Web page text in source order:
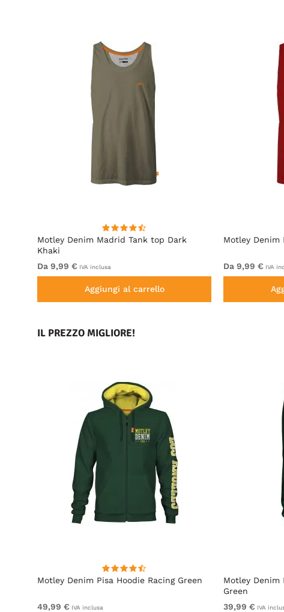
Motley Denim Madrid Tank top Dark
Khaki
Da 9,99 € IVA inclusa
Aggiungi al carrello
Motley Denim
Da 9,99 € IVA
IL PREZZO MIGLIORE!
Motley Denim Pisa Hoodie Racing Green
49,99 € IVA inclusa
Motley Denim
Green
39,99 € IVA